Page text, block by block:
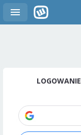
LOGOWANIE